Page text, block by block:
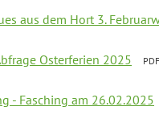
aus dem Hort 3.
Osterferien 2025
- Fasching am 26.02.2025